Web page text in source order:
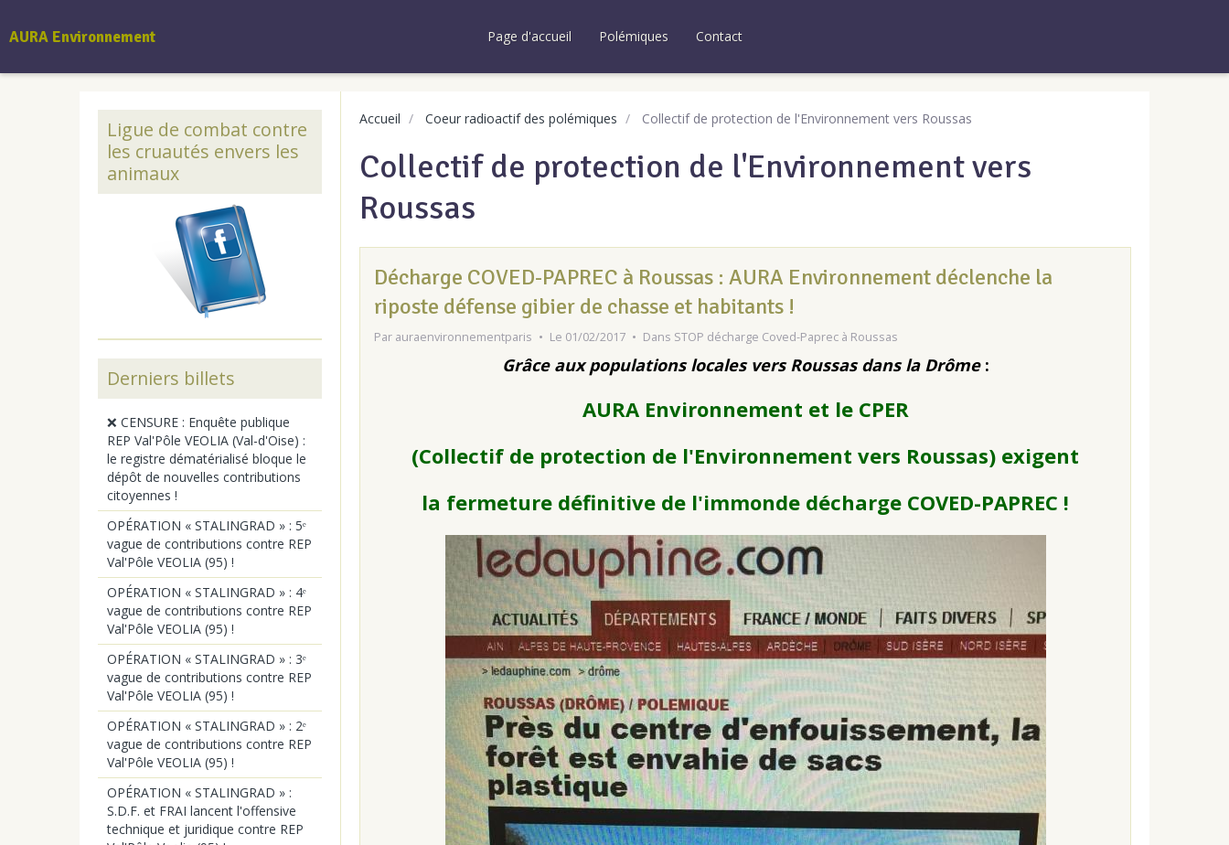
AURA Environnement Page d'accueil Polémiques Contact
Accueil Coeur radioactif des polémiques Collectif de protection de l'Environnement vers Roussas
Collectif de protection de l'Environnement vers
Roussas
Décharge COVED-PAPREC à Roussas : AURA Environnement déclenche la
riposte défense gibier de chasse et habitants !
Par auraenvironnementparis Le 01/02/2017 Dans STOP décharge Coved-Paprec à Roussas
Grâce aux populations locales vers Roussas dans la Drôme :
AURA Environnement et le CPER
(Collectif de protection de l'Environnement vers Roussas) exigent
la fermeture définitive de l'immonde décharge COVED-PAPREC !
Ligue de combat contre
les cruautés envers les
animaux
Derniers billets
❌ CENSURE : Enquête publique
REP Val'Pôle VEOLIA (Val-d'Oise) :
le registre dématérialisé bloque le
dépôt de nouvelles contributions
citoyennes !
OPÉRATION « STALINGRAD » : 5ᵉ
vague de contributions contre REP
Val'Pôle VEOLIA (95) !
OPÉRATION « STALINGRAD » : 4ᵉ
vague de contributions contre REP
Val'Pôle VEOLIA (95) !
OPÉRATION « STALINGRAD » : 3ᵉ
vague de contributions contre REP
Val'Pôle VEOLIA (95) !
OPÉRATION « STALINGRAD » : 2ᵉ
vague de contributions contre REP
Val'Pôle VEOLIA (95) !
OPÉRATION « STALINGRAD » :
S.D.F. et FRAI lancent l'offensive
technique et juridique contre REP